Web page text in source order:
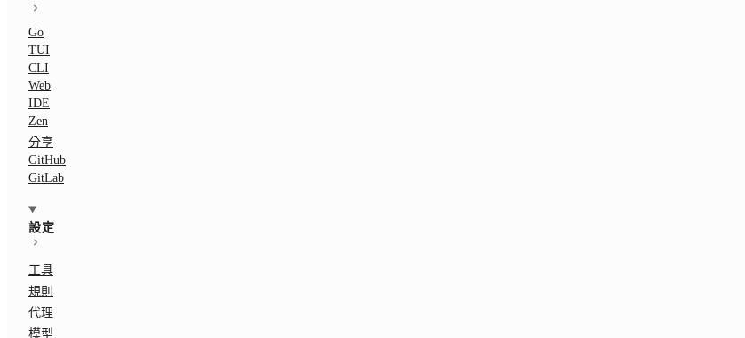
Go
TUI
CLI
Web
IDE
Zen
分享
GitHub
GitLab
設定
工具
規則
代理
模型